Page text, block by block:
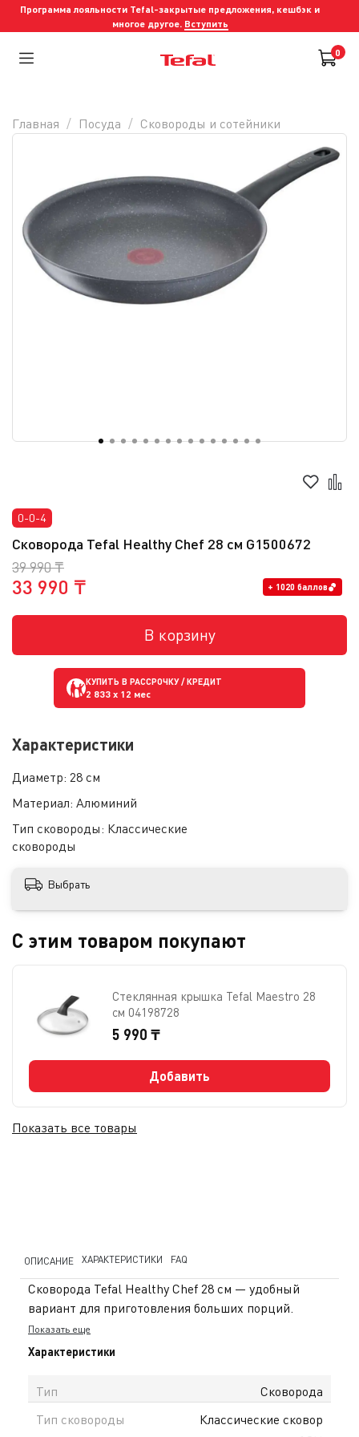
Программа лояльности Tefal-закрытые предложения, кешбэк и
многое другое. Вступить
0
0-0-4
Сковорода Tefal Healthy Chef 28 cм G1500672
39 990 ₸
33 990 ₸ + 1020 баллов
В корзину
КУПИТЬ В РАССРОЧКУ / КРЕДИТ
2 833 x 12 мес
Характеристики
Диаметр: 28 см
Материал: Алюминий
Тип сковороды: Классические
сковороды
Выбрать
С этим товаром покупают
Стеклянная крышка Tefal Maestro 28
см 04198728
5 990 ₸
Добавить
Показать все товары
Главная Посуда Сковороды и cотейники
ОПИСАНИЕ ХАРАКТЕРИСТИКИ FAQ
Сковорода Tefal Healthy Chef 28 см — удобный
вариант для приготовления больших порций.
Диаметр 28 см позволяет комфортно жарить мясо,
рыбу и овощи, а также готовить соусы и тушёные
и равномерно нагревается, что помогает готовить
блюда быстрее. Антипригарное покрытие
Mineralia+ предотвращает прилипание продуктов,
Показать еще
Характеристики
Тип
Сковорода
Тип сковороды
Классические сковор